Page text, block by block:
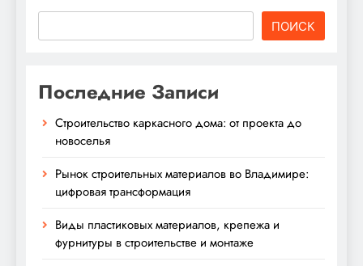
ПОИСК
Последние Записи
Строительство каркасного дома: от проекта до
новоселья
Рынок строительных материалов во Владимире:
цифровая трансформация
Виды пластиковых материалов, крепежа и
фурнитуры в строительстве и монтаже